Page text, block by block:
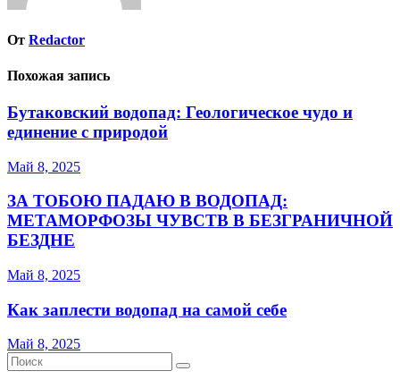
От Redactor
Похожая запись
Бутаковский водопад: Геологическое чудо и
единение с природой
Май 8, 2025
ЗА ТОБОЮ ПАДАЮ В ВОДОПАД:
МЕТАМОРФОЗЫ ЧУВСТВ В БЕЗГРАНИЧНОЙ
БЕЗДНЕ
Май 8, 2025
Как заплести водопад на самой себе
Май 8, 2025